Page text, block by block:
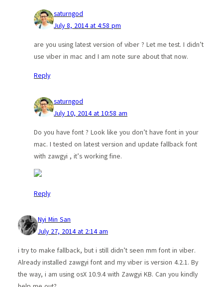
saturngod
July 8, 2014 at 4:58 pm
are you using latest version of viber ? Let me test. I didn’t
use viber in mac and I am note sure about that now.
Reply
saturngod
July 10, 2014 at 10:58 am
Do you have font ? Look like you don’t have font in your
mac. I tested on latest version and update fallback font
with zawgyi , it’s working fine.
Reply
Nyi Min San
July 27, 2014 at 2:14 am
i try to make fallback, but i still didn’t seen mm font in viber.
Already installed zawgyi font and my viber is version 4.2.1. By
the way, i am using osX 10.9.4 with Zawgyi KB. Can you kindly